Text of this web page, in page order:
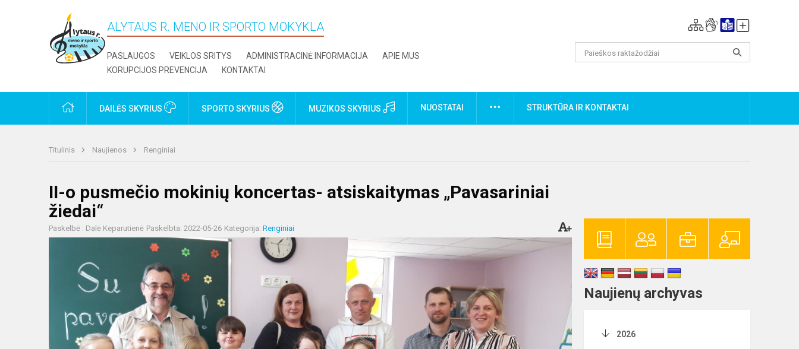
ALYTAUS R. MENO IR SPORTO MOKYKLA
PASLAUGOS VEIKLOS SRITYS ADMINISTRACINĖ INFORMACIJA
APIE MUS
KORUPCIJOS PREVENCIJA
KONTAKTAI
PRADŽIADAILĖS SKYRIUS SPORTO SKYRIUS MUZIKOS SKYRIUS NUOSTATAI STRUKTŪRA IR KONTAKTAI
Titulinis Naujienos Renginiai
II-o pusmečio mokinių koncertas- atsiskaitymas „Pavasariniai
žiedai“
Paskelbė : Dalė Keparutienė Paskelbta: 2022-05-26 Kategorija: Renginiai
Naujienų archyvas
2026